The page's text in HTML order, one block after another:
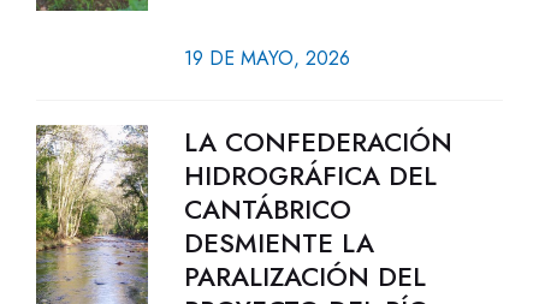
19 DE MAYO, 2026
LA CONFEDERACIÓN
HIDROGRÁFICA DEL
CANTÁBRICO
DESMIENTE LA
PARALIZACIÓN DEL